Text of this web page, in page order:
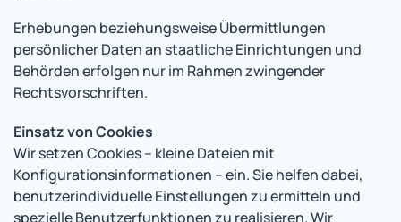
Erhebungen beziehungsweise Übermittlungen
persönlicher Daten an staatliche Einrichtungen und
Behörden erfolgen nur im Rahmen zwingender
Rechtsvorschriften.
Einsatz von Cookies
Wir setzen Cookies – kleine Dateien mit
Konfigurationsinformationen – ein. Sie helfen dabei,
benutzerindividuelle Einstellungen zu ermitteln und
spezielle Benutzerfunktionen zu realisieren. Wir